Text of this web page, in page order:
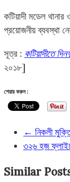
কটিয়াদী মডেল থানার
প্রয়োজনীয় ব্যবস্থা
সূত্র : কটিয়াদীতে
২০১৮]
শেয়ার করুন :
← নিকলী
৩২৬ হজ
Similar